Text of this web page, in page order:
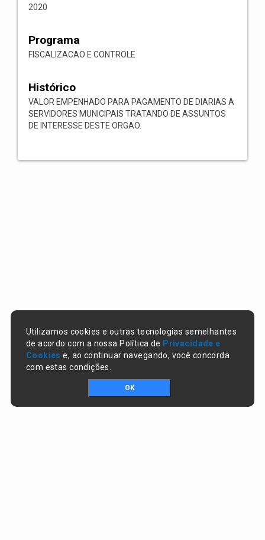
2020
Programa
FISCALIZACAO E CONTROLE
Histórico
VALOR EMPENHADO PARA PAGAMENTO DE DIARIAS A
SERVIDORES MUNICIPAIS TRATANDO DE ASSUNTOS
DE INTERESSE DESTE ORGAO.
Utilizamos cookies e outras tecnologias semelhantes
de acordo com a nossa Política de Privacidade e
Cookies e, ao continuar navegando, você concorda
com estas condições.
OK